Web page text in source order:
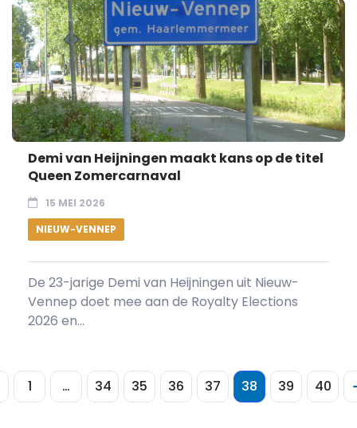
Demi van Heijningen maakt kans op de titel
Queen Zomercarnaval
15 MEI 2026
NIEUW-VENNEP
De 23-jarige Demi van Heijningen uit Nieuw-
Vennep doet mee aan de Royalty Elections
2026 en...
1 … 34 35 36 37 38 39 40